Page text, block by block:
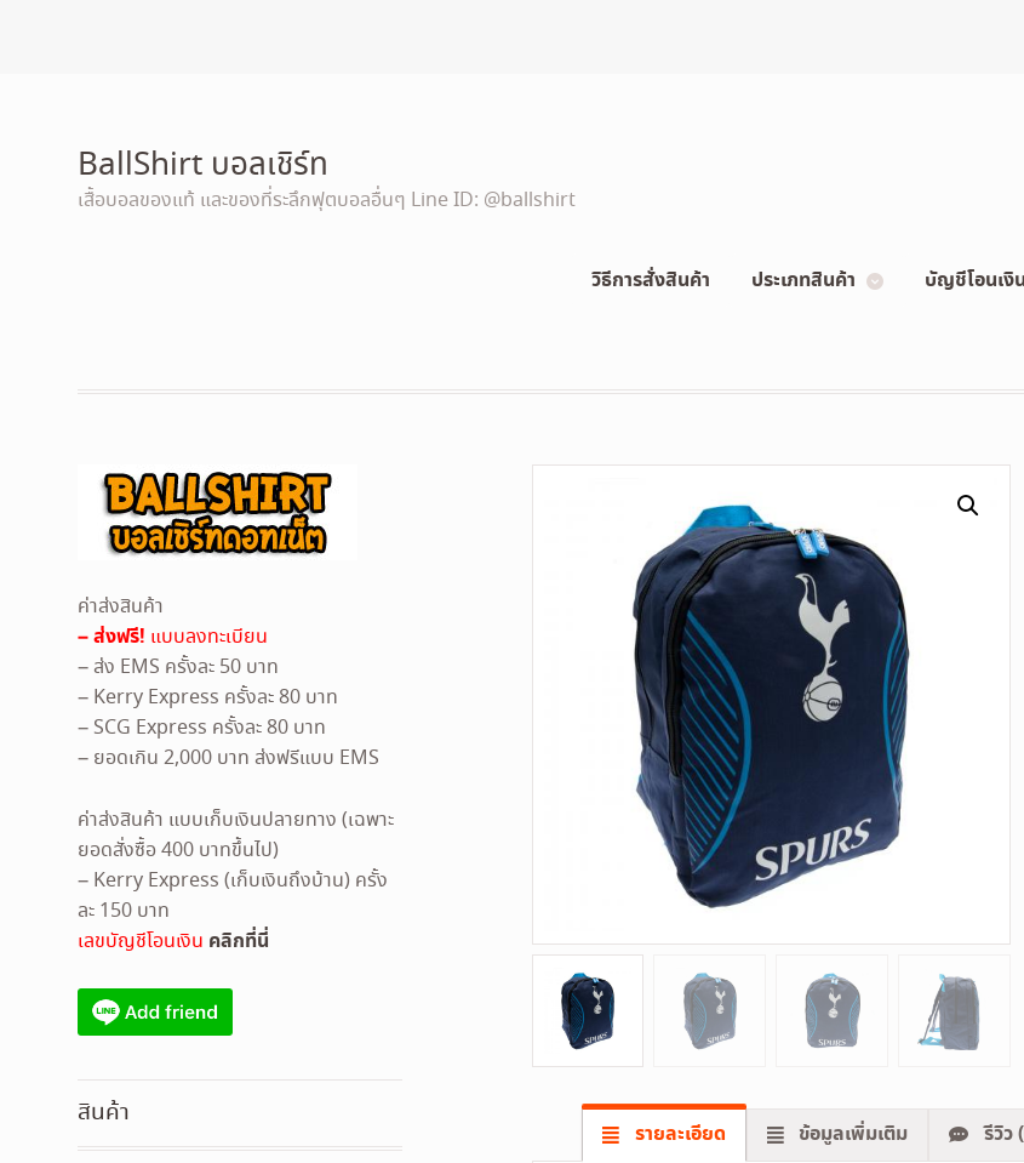
BallShirt บอลเชิร์ท
เสื้อบอลของแท้ และของที่ระลึกฟุตบอลอื่นๆ Line ID: @ballshirt
วิธีการสั่งสินค้า ประเภทสินค้า บัญชีโอนเงิน
รายละเอียด ข้อมูลเพิ่มเติม รีวิว
ค่าส่งสินค้า
– ส่งฟรี! แบบลงทะเบียน
– ส่ง EMS ครั้งละ 50 บาท
– Kerry Express ครั้งละ 80 บาท
– SCG Express ครั้งละ 80 บาท
– ยอดเกิน 2,000 บาท ส่งฟรีแบบ EMS
ค่าส่งสินค้า แบบเก็บเงินปลายทาง (เฉพาะ
ยอดสั่งซื้อ 400 บาทขึ้นไป)
– Kerry Express (เก็บเงินถึงบ้าน) ครั้ง
ละ 150 บาท
เลขบัญชีโอนเงิน คลิกที่นี่
สินค้า